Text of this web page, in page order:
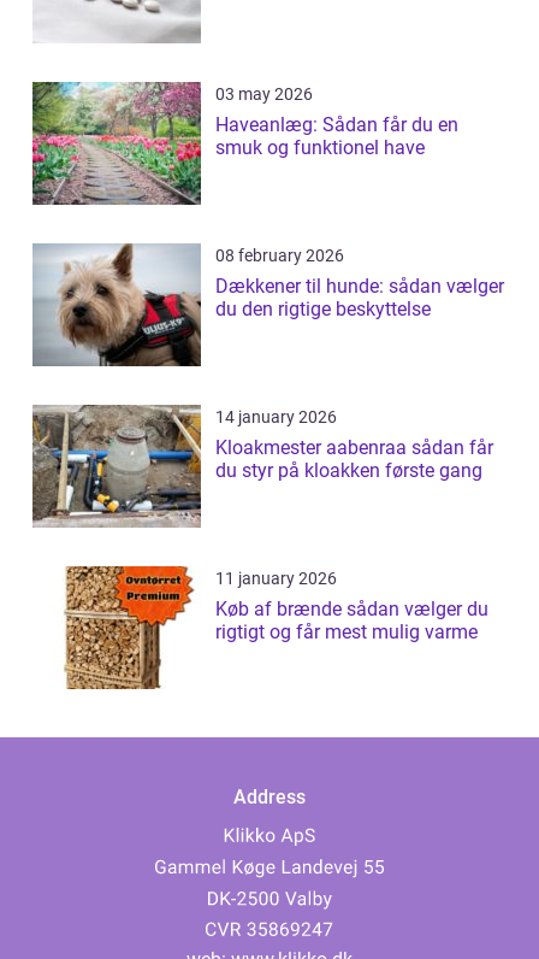
03 may 2026
Haveanlæg: Sådan får du en
smuk og funktionel have
08 february 2026
Dækkener til hunde: sådan vælger
du den rigtige beskyttelse
14 january 2026
Kloakmester aabenraa sådan får
du styr på kloakken første gang
11 january 2026
Køb af brænde sådan vælger du
rigtigt og får mest mulig varme
Address